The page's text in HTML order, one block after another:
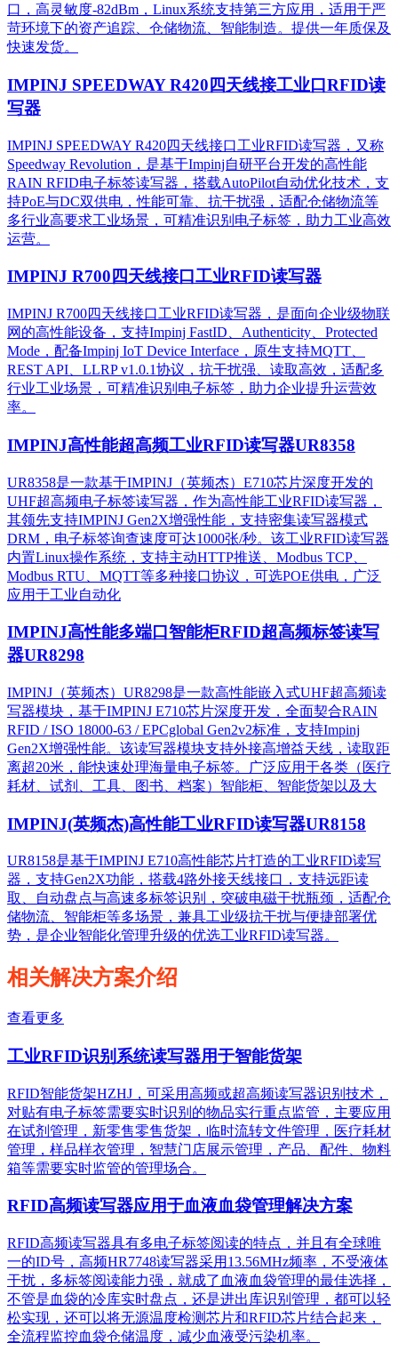
口，高灵敏度-82dBm，Linux系统支持第三方应用，适用于严
苛环境下的资产追踪、仓储物流、智能制造。提供一年质保及
快速发货。
IMPINJ SPEEDWAY R420四天线接工业口RFID读
写器
IMPINJ SPEEDWAY R420四天线接口工业RFID读写器，又称
Speedway Revolution，是基于Impinj自研平台开发的高性能
RAIN RFID电子标签读写器，搭载AutoPilot自动优化技术，支
持PoE与DC双供电，性能可靠、抗干扰强，适配仓储物流等
多行业高要求工业场景，可精准识别电子标签，助力工业高效
运营。​
IMPINJ R700四天线接口工业RFID读写器
IMPINJ R700四天线接口工业RFID读写器，是面向企业级物联
网的高性能设备，支持Impinj FastID、Authenticity、Protected
Mode，配备Impinj IoT Device Interface，原生支持MQTT、
REST API、LLRP v1.0.1协议，抗干扰强、读取高效，适配多
行业工业场景，可精准识别电子标签，助力企业提升运营效
率。
IMPINJ高性能超高频工业RFID读写器UR8358
UR8358是一款基于IMPINJ（英频杰）E710芯片深度开发的
UHF超高频电子标签读写器，作为高性能工业RFID读写器，
其领先支持IMPINJ Gen2X增强性能，支持密集读写器模式
DRM，电子标签询查速度可达1000张/秒。该工业RFID读写器
内置Linux操作系统，支持主动HTTP推送、Modbus TCP、
Modbus RTU、MQTT等多种接口协议，可选POE供电，广泛
应用于工业自动化
IMPINJ高性能多端口智能柜RFID超高频标签读写
器UR8298
IMPINJ（英频杰）UR8298是一款高性能嵌入式UHF超高频读
写器模块，基于IMPINJ E710芯片深度开发，全面契合RAIN
RFID / ISO 18000-63 / EPCglobal Gen2v2标准，支持Impinj
Gen2X增强性能。该读写器模块支持外接高增益天线，读取距
离超20米，能快速处理海量电子标签。广泛应用于各类（医疗
耗材、试剂、工具、图书、档案）智能柜、智能货架以及大
IMPINJ(英频杰)高性能工业RFID读写器UR8158
UR8158是基于IMPINJ E710高性能芯片打造的工业RFID读写
器，支持Gen2X功能，搭载4路外接天线接口，支持远距读
取、自动盘点与高速多标签识别，突破电磁干扰瓶颈，适配仓
储物流、智能柜等多场景，兼具工业级抗干扰与便捷部署优
势，是企业智能化管理升级的优选工业RFID读写器。
相关解决方案介绍
查看更多
工业RFID识别系统读写器用于智能货架
RFID智能货架HZHJ，可采用高频或超高频读写器识别技术，
对贴有电子标签需要实时识别的物品实行重点监管，主要应用
在试剂管理，新零售零售货架，临时流转文件管理，医疗耗材
管理，样品样衣管理，智慧门店展示管理，产品、配件、物料
箱等需要实时监管的管理场合。
RFID高频读写器应用于血液血袋管理解决方案
RFID高频读写器具有多电子标签阅读的特点，并且有全球唯
一的ID号，高频HR7748读写器采用13.56MHz频率，不受液体
干扰，多标签阅读能力强，就成了血液血袋管理的最佳选择，
不管是血袋的冷库实时盘点，还是进出库识别管理，都可以轻
松实现，还可以将无源温度检测芯片和RFID芯片结合起来，
全流程监控血袋仓储温度，减少血液受污染机率。